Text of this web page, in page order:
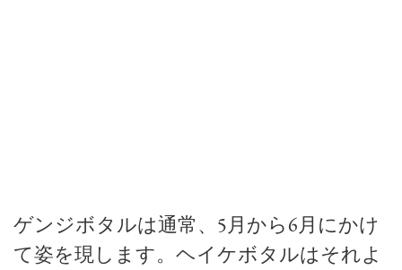
ゲンジボタルは通常、5月から6月にかけ
て姿を現します。ヘイケボタルはそれよ